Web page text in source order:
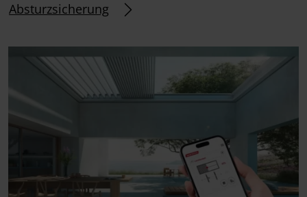
Absturzsicherung